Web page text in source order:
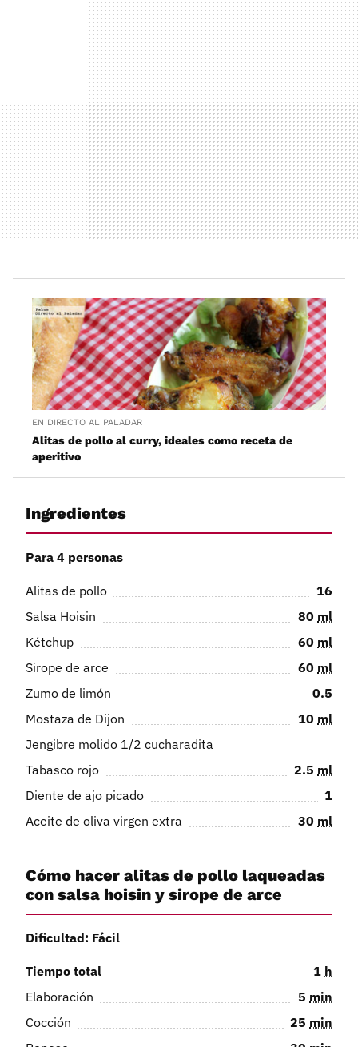
EN DIRECTO AL PALADAR
Alitas de pollo al curry, ideales como receta de
aperitivo
Ingredientes
Para 4 personas
Alitas de pollo
16
Salsa Hoisin
80 ml
Kétchup
60 ml
Sirope de arce
60 ml
Zumo de limón
0.5
Mostaza de Dijon
10 ml
Jengibre molido 1/2 cucharadita
Tabasco rojo
2.5 ml
Diente de ajo picado
1
Aceite de oliva virgen extra
30 ml
Cómo hacer alitas de pollo laqueadas
con salsa hoisin y sirope de arce
Dificultad: Fácil
Tiempo total 1 h
Elaboración
5 min
Cocción
25 min